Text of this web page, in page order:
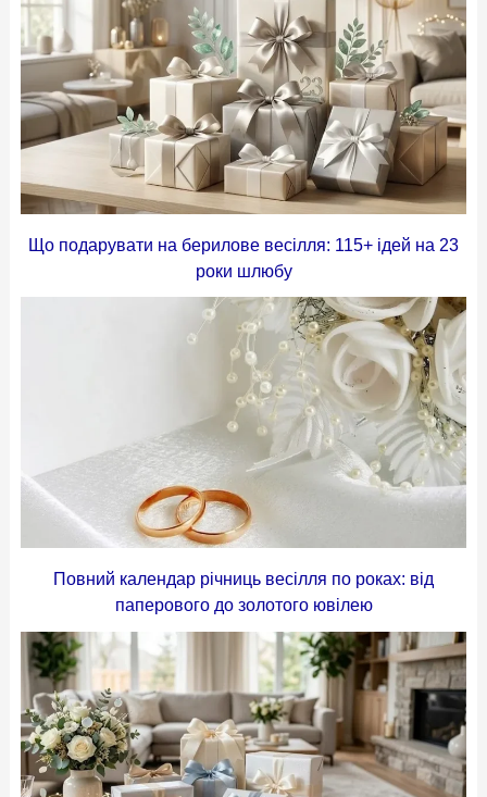
Що подарувати на берилове весілля: 115+ ідей на 23
роки шлюбу
Повний календар річниць весілля по роках: від
паперового до золотого ювілею